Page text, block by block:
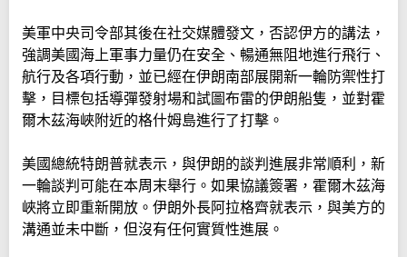
美軍中央司令部其後在社交媒體發文，否認伊方的講法，
強調美國海上軍事力量仍在安全、暢通無阻地進行飛行、
航行及各項行動，並已經在伊朗南部展開新一輪防禦性打
擊，目標包括導彈發射場和試圖布雷的伊朗船隻，並對霍
爾木茲海峽附近的格什姆島進行了打擊。
美國總統特朗普就表示，與伊朗的談判進展非常順利，新
一輪談判可能在本周末舉行。如果協議簽署，霍爾木茲海
峽將立即重新開放。伊朗外長阿拉格齊就表示，與美方的
溝通並未中斷，但沒有任何實質性進展。